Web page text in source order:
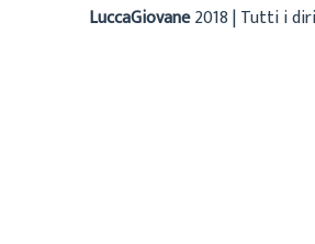
LuccaGiovane2018 | Tutti i